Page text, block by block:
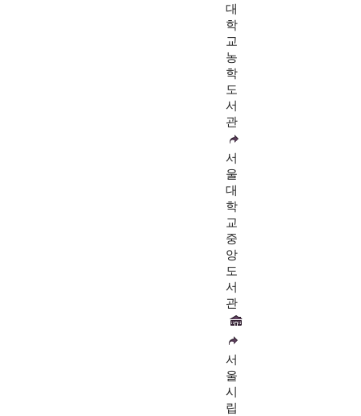
대
학
교
농
학
도
서
관
서
울
대
학
교
중
앙
도
서
관
서
울
시
립